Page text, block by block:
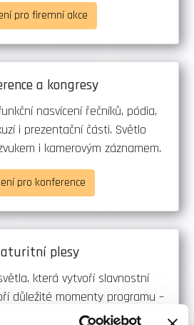
pro firemní akce
a kongresy
nasvícení řečníků, pódia,
i prezentační části. Světlo
i kamerovým záznamem.
pro konference
plesy
která vytvoří slavnostní
důležité momenty programu –
předtančení i večerní zábavu.